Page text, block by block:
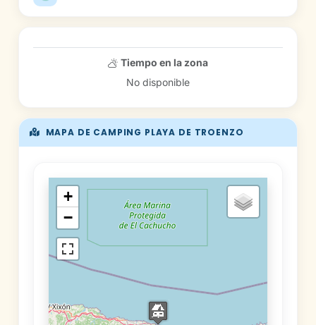
MAPA DE CAMPING PLAYA DE TROENZO
+
−
Tiempo en la zona
No disponible